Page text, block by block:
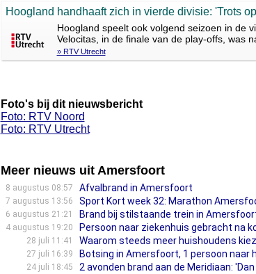
Hoogland handhaaft zich in vierde divisie: 'Trots
Hoogland speelt ook volgend seizoen in de
Velocitas, in de finale van de play-offs, was
» RTV Utrecht
Foto's bij dit nieuwsbericht
Foto: RTV Noord
Foto: RTV Utrecht
Meer nieuws uit Amersfoort
8 augustus 08:57 Afvalbrand in Amersfoort
7 augustus 13:56 Sport Kort week 32: Marathon
6 augustus 21:21 Brand bij stilstaande trein in
4 augustus 19:20 Persoon naar ziekenhuis gebracht na
28 juli 11:41 Waarom steeds meer huishoudens
27 juli 16:39 Botsing in Amersfoort, 1 persoon naar
24 juli 18:45 2 avonden brand aan de Meridiaan: